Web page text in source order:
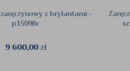
z brylantami -
p15098c
9 600,00zł